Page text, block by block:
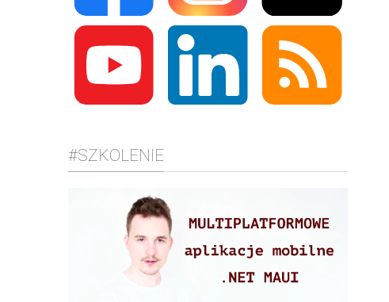
#SZKOLENIE